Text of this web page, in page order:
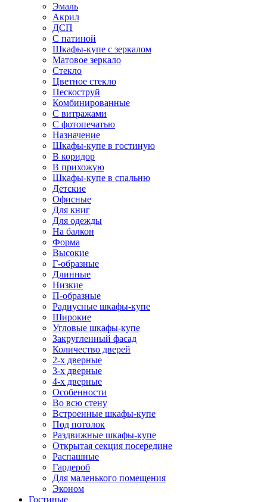
Эмаль
Акрил
ДСП
С патиной
Шкафы-купе с зеркалом
Матовое зеркало
Стекло
Цветное стекло
Пескоструй
Комбинированные
С витражами
С фотопечатью
Назначение
Шкафы-купе в гостиную
В коридор
В прихожую
Шкафы-купе в спальню
Детские
Офисные
Для книг
Для одежды
На балкон
Форма
Высокие
Г-образные
Длинные
Низкие
П-образные
Радиусные шкафы-купе
Широкие
Угловые шкафы-купе
Закругленный фасад
Количество дверей
2-х дверные
3-х дверные
4-х дверные
Особенности
Во всю стену
Встроенные шкафы-купе
Под потолок
Раздвижные шкафы-купе
Открытая секция посередине
Распашные
Гардероб
Для маленького помещения
Эконом
Гостиные